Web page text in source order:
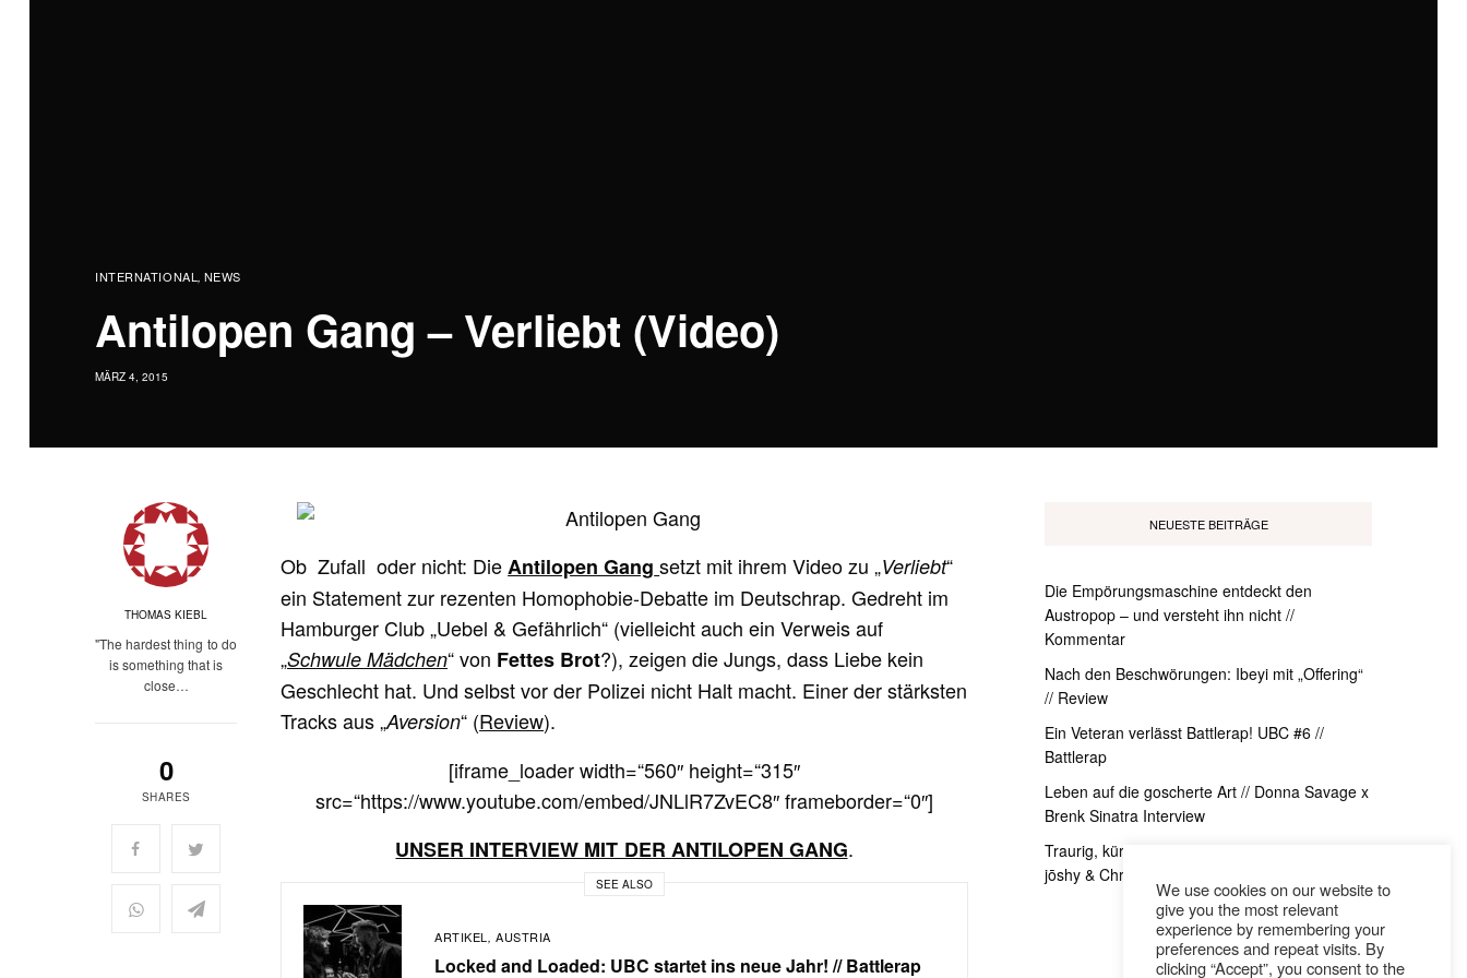
INTERNATIONAL, NEWS
Antilopen Gang – Verliebt (Video)
MÄRZ 4, 2015
THOMAS KIEBL
"The hardest thing to do
is something that is
close…
0
SHARES
Ob Zufall oder nicht: DieAntilopen Gang setzt mit ihrem Video zu „Verliebt“
ein Statement zur rezenten Homophobie-Debatte im Deutschrap. Gedreht im
Hamburger Club „Uebel & Gefährlich“ (vielleicht auch ein Verweis auf
„Schwule Mädchen“ von Fettes Brot?), zeigen die Jungs, dass Liebe kein
Geschlecht hat. Und selbst vor der Polizei nicht Halt macht. Einer der stärksten
Tracks aus „Aversion“ (Review).
[iframe_loader width=“560″ height=“315″
src=“https://www.youtube.com/embed/JNLlR7ZvEC8″ frameborder=“0″]
UNSER INTERVIEW MIT DER ANTILOPEN GANG.
SEE ALSO
ARTIKEL , AUSTRIA
Locked and Loaded: UBC startet ins neue Jahr! // Battlerap
NEUESTE BEITRÄGE
Die Empörungsmaschine entdeckt den
Austropop – und versteht ihn nicht //
Kommentar
Nach den Beschwörungen: Ibeyi mit „Offering“
// Review
Ein Veteran verlässt Battlerap! UBC #6 //
Battlerap
Leben auf die goscherte Art // Donna Savage x
Brenk Sinatra Interview
Traurig, kürzer und ein bisschen exzessiver //
jōshy & Christoh im Interview
We use cookies on our website to
give you the most relevant
experience by remembering your
preferences and repeat visits. By
clicking “Accept”, you consent to the